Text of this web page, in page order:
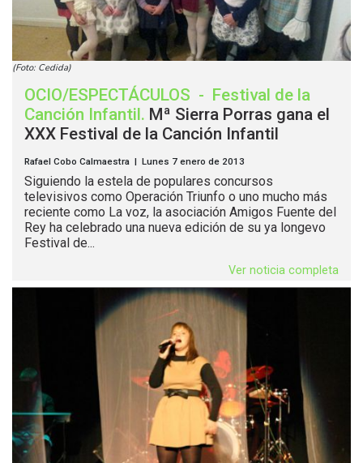
(Foto: Cedida)
OCIO/ESPECTÁCULOS - Festival de la
Canción Infantil. Mª Sierra Porras gana el
XXX Festival de la Canción Infantil
Rafael Cobo Calmaestra | Lunes 7 enero de 2013
Siguiendo la estela de populares concursos
televisivos como Operación Triunfo o uno mucho más
reciente como La voz, la asociación Amigos Fuente del
Rey ha celebrado una nueva edición de su ya longevo
Festival de...
Ver noticia completa